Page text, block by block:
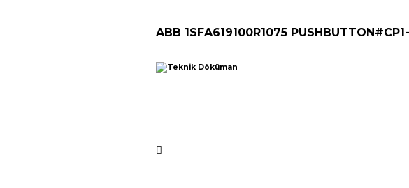
ABB 1SFA619100R1075